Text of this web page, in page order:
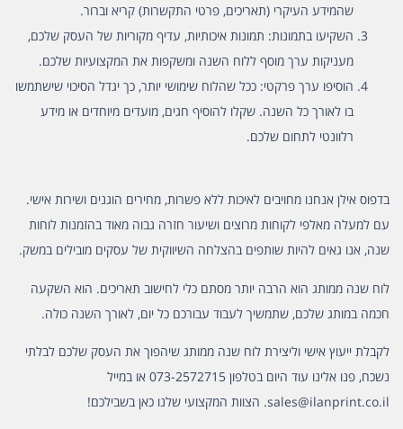
שהמידע העיקרי (תאריכים, פרטי התקשרות) קריא וברור.
השקיעו בתמונות: תמונות איכותיות, עדיף מקוריות של העסק שלכם,
מעניקות ערך מוסף ללוח השנה ומשקפות את המקצועיות שלכם.
הוסיפו ערך פרקטי: ככל שהלוח שימושי יותר, כך יגדל הסיכוי שישתמשו
בו לאורך כל השנה. שקלו להוסיף חגים, מועדים מיוחדים או מידע
רלוונטי לתחום שלכם.
בדפוס אילן אנחנו מחויבים לאיכות ללא פשרות, מחירים הוגנים ושירות אישי.
עם למעלה מאלפי לקוחות מרוצים ושיעור חזרה גבוה מאוד בהזמנות לוחות
שנה, אנו גאים להיות שותפים בהצלחה השיווקית של עסקים מובילים במשק.
לוח שנה ממותג הוא הרבה יותר מסתם כלי לחישוב תאריכים. הוא השקעה
חכמה במותג שלכם, שתמשיך לעבוד עבורכם כל יום, לאורך השנה כולה.
לקבלת ייעוץ אישי וליצירת לוח שנה ממותג שיהפוך את העסק שלכם לבלתי
נשכח, פנו אלינו עוד היום בטלפון 073-2572715 או במייל
sales@ilanprint.co.il. הצוות המקצועי שלנו כאן בשבילכם!